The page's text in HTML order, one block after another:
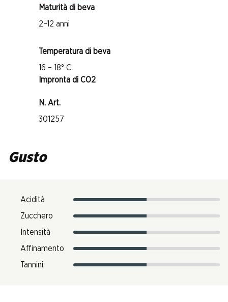
Maturità di beva
2–12 anni
Temperatura di beva
16 – 18° C
Impronta di CO2
N. Art.
301257
Gusto
Acidità
Zucchero
Intensità
Affinamento
Tannini